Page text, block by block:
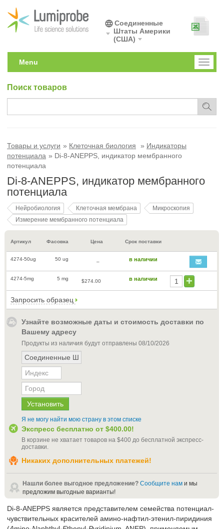
Соединенные
Штаты Америки
(США)
Toggle
Menu
Поиск товаров
Товары и услуги Клеточная биология
Индикаторы
потенциала
Di-8-ANEPPS, индикатор мембранного
потенциала
Di-8-ANEPPS, индикатор мембранного
потенциала
Нейробиология Клеточная мембрана
Микроскопия
Измерение мембранного потенциала
Артикул Фасовка Цена Срок поставки
4274-50ug 50 ug – в наличии
4274-5mg 5 mg $274.00 в наличии
Запросить образец
Узнайте возможные даты и стоимость доставки по
Вашему адресу
Продукты из наличия будут отправлены 08/10/2026
Я не могу найти мою страну в этом списке
Экспресс бесплатно от $400.00!
В корзине не хватает товаров на $400 до бесплатной экспресс-
доставки
Никаких дополнительных платежей!
Нашли более выгодное предложение? Сообщите нам и мы
предложим выгодные варианты!
Di-8-ANEPPS является представителем семейства потенциал-
чувствительных красителей амино-нафтил-этенил-пиридиния